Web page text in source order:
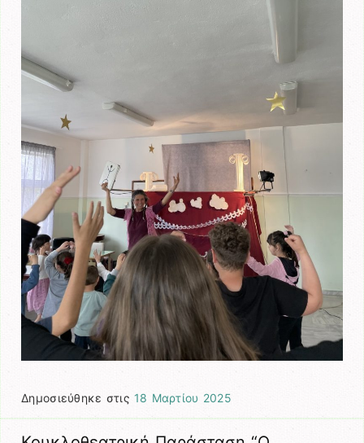
Δημοσιεύθηκε στις 18 Μαρτίου 2025